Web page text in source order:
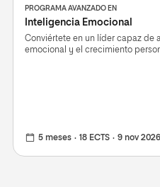
PROGRAMA AVANZADO EN
Inteligencia Emocional
Conviértete en un líder capaz de
emocional y el crecimiento
5 meses 18 ECTS 9 nov 2026